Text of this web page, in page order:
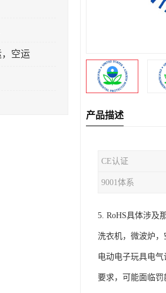
，空运
产品描述
CE认证
9001体系
5. RoHS具体涉及
洗衣机，微波炉
电动电子玩具电
要求，可能面临罚